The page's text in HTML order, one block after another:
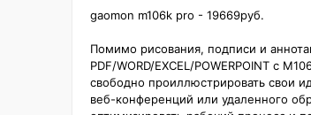
gaomon m106k pro - 19669руб.
Помимо рисования, подписи и
PDF/WORD/EXCEL/POWERPOINT с
свободно проиллюстрировать свои
веб-конференций или удаленного